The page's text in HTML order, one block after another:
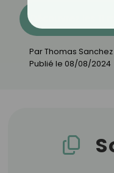
ParThomas Sanchez
Publié le 08/08/2024